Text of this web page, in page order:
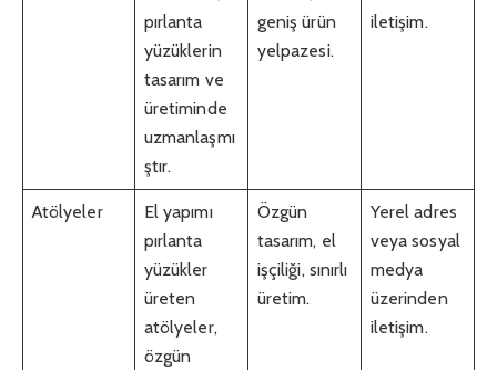
pırlanta
yüzüklerin
tasarım ve
üretiminde
uzmanlaşmı
ştır.
geniş ürün
yelpazesi.
iletişim.
Atölyeler
El yapımı
pırlanta
yüzükler
üreten
atölyeler,
özgün
Özgün
tasarım, el
işçiliği, sınırlı
üretim.
Yerel adres
veya sosyal
medya
üzerinden
iletişim.